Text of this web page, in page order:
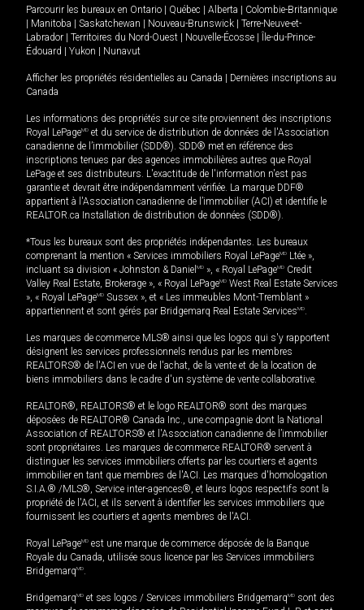
Parcourir les bureaux en Ontario Québec Alberta
Colombie-Britannique
Manitoba Saskatchewan Nouveau-Brunswick
Terre-Neuve-et-
Labrador
Territoires du Nord-Ouest Nouvelle-Écosse
Île-du-Prince-
Édouard
Yukon Nunavut
Afficher les propriétés résidentielles au Canada
Dernières inscriptions au
Canada
Les informations des propriétés sur ce site proviennent des inscriptions
Royal LePageMD et du service de distribution de données de l'Association
canadienne de l’immobilier (SDD®). SDD® met en référence des
inscriptions tenues par des agences immobilières autres que Royal
LePage et ses distributeurs. L'exactitude de l'information n'est pas
garantie et devrait être indépendamment vérifiée. La marque DDF®
appartient à l'Association canadienne de l’immobilier (ACI) et identifie le
REALTOR.ca Installation de distribution de données (SDD®).
*Tous les bureaux sont des propriétés indépendantes. Les bureaux
comprenant la mention « Services immobiliers Royal LePageMD Ltée »,
incluant sa division « Johnston & Daniel MD », « Royal LePageMD Credit
Valley Real Estate, Brokerage », « Royal LePageMD West Real Estate Services
», « Royal LePageMD Sussex », et « Les immeubles Mont-Tremblant »
appartiennent et sont gérés par Bridgemarq Real Estate ServicesMD.
Les marques de commerce MLS® ainsi que les logos qui s'y rapportent
désignent les services professionnels rendus par les membres
REALTORS® de l'ACI en vue de l'achat, de la vente et de la location de
biens immobiliers dans le cadre d'un système de vente collaborative.
REALTOR®, REALTORS® et le logo REALTOR® sont des marques
déposées de REALTOR® Canada Inc., une compagnie dont la National
Association of REALTORS® et l'Association canadienne de l’immobilier
sont propriétaires. Les marques de commerce REALTOR® servent à
distinguer les services immobiliers offerts par les courtiers et agents
immobilier en tant que membres de l'ACI. Les marques d'homologation
S.I.A.® /MLS®, Service inter-agences®, et leurs logos respectifs sont la
propriété de l'ACI, et ils servent à identifier les services immobiliers que
fournissent les courtiers et agents membres de l'ACI.
Royal LePageMD est une marque de commerce déposée de la Banque
Royale du Canada, utilisée sous licence par les Services immobiliers
BridgemarqMD.
BridgemarqMD et ses logos / Services immobiliers BridgemarqMD sont des